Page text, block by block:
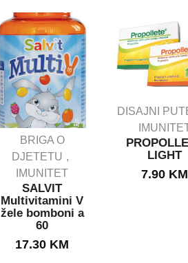
BRIGA O
DJETETU
IMUNITET
SALVIT
Multivitamini V
žele bomboni a
60
17.30 KM
DISAJNI
LIGHT
7.90 KM